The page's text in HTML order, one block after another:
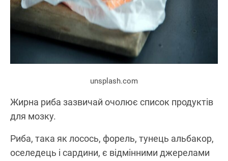
unsplash.com
Жирна риба зазвичай очолює список продуктів
для мозку.
Риба, така як лосось, форель, тунець альбакор,
оселедець і сардини, є відмінними джерелами